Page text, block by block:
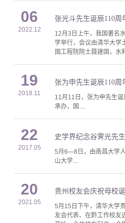
06
2022.12
张光斗先生诞辰110周
12月3日上午，我国著名
学举行，会议由清华大学
国工程院院士聂建国，水
19
2018.11
张为申先生诞辰110
11月11日，张为申先生
承办，国....
22
2017.05
史学界纪念谷霁光先
5月6—8日，由南昌大学
山大学....
20
2021.05
贵州校友会庆祝母校
5月15日下午，清华大学
友会代表、在黔工作校友